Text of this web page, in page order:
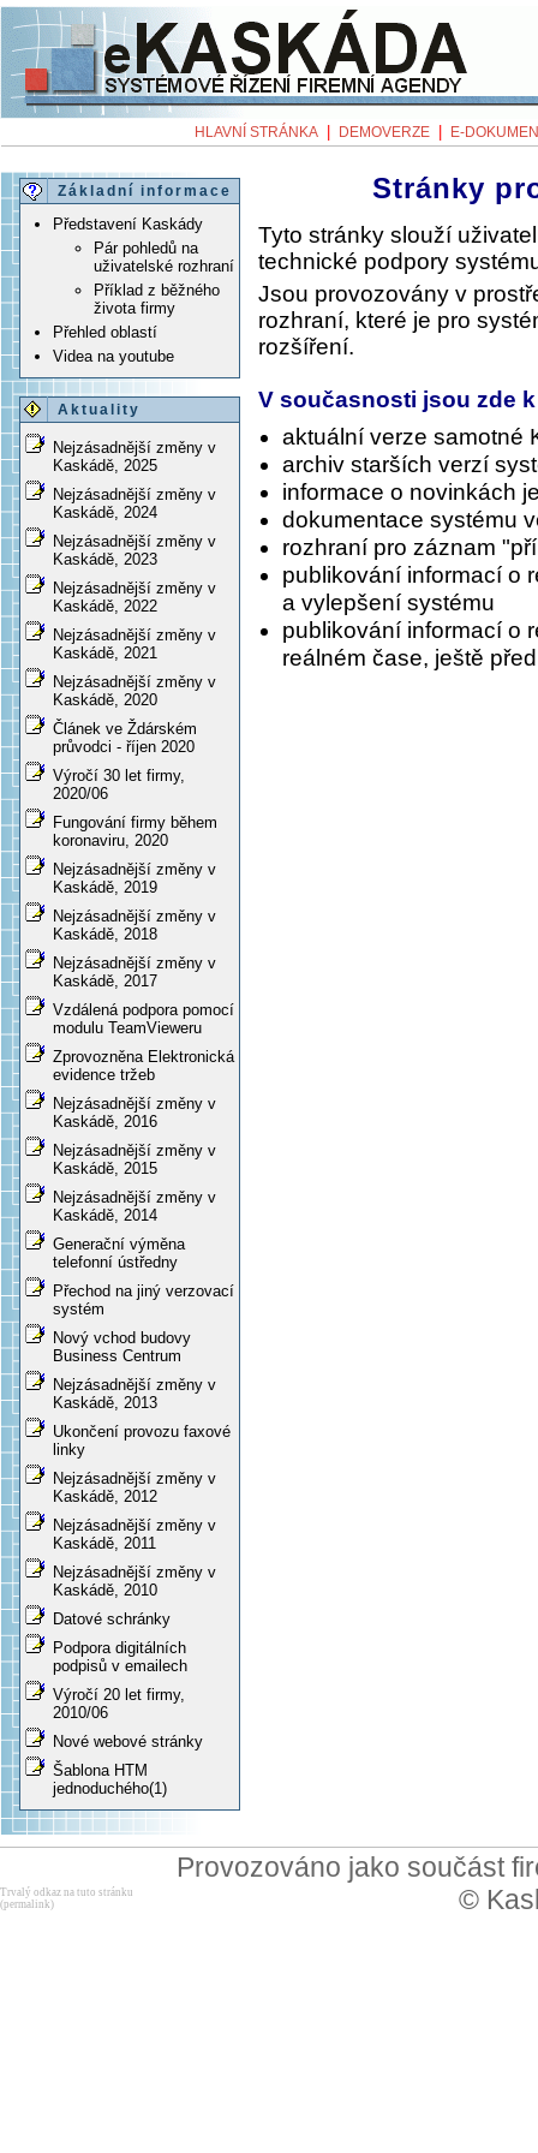
HLAVNÍ STRÁNKA DEMOVERZE E-
Základní informace
Představení Kaskády
Pár pohledů na
uživatelské rozhraní
Příklad z běžného
života firmy
Přehled oblastí
Videa na youtube
Aktuality
Nejzásadnější změny v
Kaskádě, 2025
Nejzásadnější změny v
Kaskádě, 2024
Nejzásadnější změny v
Kaskádě, 2023
Nejzásadnější změny v
Kaskádě, 2022
Nejzásadnější změny v
Kaskádě, 2021
Nejzásadnější změny v
Kaskádě, 2020
Článek ve Ždárském
průvodci - říjen 2020
Výročí 30 let firmy,
2020/06
Fungování firmy během
koronaviru, 2020
Nejzásadnější změny v
Kaskádě, 2019
Nejzásadnější změny v
Kaskádě, 2018
Nejzásadnější změny v
Kaskádě, 2017
Vzdálená podpora pomocí
modulu TeamVieweru
Zprovozněna Elektronická
evidence tržeb
Nejzásadnější změny v
Kaskádě, 2016
Nejzásadnější změny v
Kaskádě, 2015
Nejzásadnější změny v
Kaskádě, 2014
Generační výměna
telefonní ústředny
Přechod na jiný verzovací
systém
Nový vchod budovy
Business Centrum
Nejzásadnější změny v
Kaskádě, 2013
Ukončení provozu faxové
linky
Nejzásadnější změny v
Kaskádě, 2012
Nejzásadnější změny v
Kaskádě, 2011
Nejzásadnější změny v
Kaskádě, 2010
Datové schránky
Podpora digitálních
podpisů v emailech
Výročí 20 let firmy,
2010/06
Nové webové stránky
Šablona HTM
jednoduchého(1)
Stránky
Tyto stránky slouží
technické podpory
Jsou provozovány v
rozhraní, které je pro
rozšíření.
V současnosti jsou zde
aktuální verze samotné
archiv starších verzí
informace o novinkách
dokumentace systému
rozhraní pro záznam
publikování informací o
a vylepšení systému
publikování informací o
reálném čase, ještě
Provozováno jako součást
©
Trvalý odkaz na tuto stránku
(permalink)